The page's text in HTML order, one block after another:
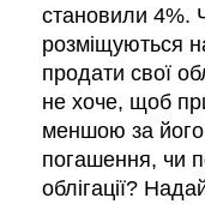
становили 4%.
розміщуються
продати свої
не хоче, щоб
меншою за його
погашення, чи
облігації?